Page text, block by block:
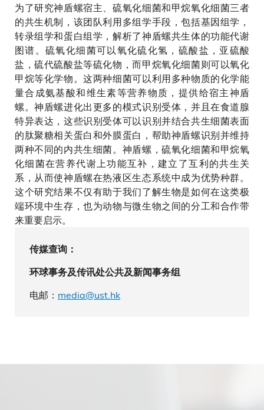
为了研究神盾螺宿主、硫氧化细菌和甲烷氧化细菌三者
的共生机制，该团队利用多组学手段，包括基因组学，
转录组学和蛋白组学，解析了神盾螺共生体的功能代谢
图谱。硫氧化细菌可以氧化硫化氢，硫酸盐，亚硫酸
盐，硫代硫酸盐等硫化物，而甲烷氧化细菌则可以氧化
甲烷等化学物。这两种细菌可以利用多种物质的化学能
量合成氨基酸和维生素等营养物质，提供给宿主神盾
螺。神盾螺进化出更多的模式识别受体，并且在食道腺
特异表达，这些识别受体可以识别并结合共生细菌表面
的肽聚糖相关蛋白和外膜蛋白，帮助神盾螺识别并维持
两种不同的内共生细菌。神盾螺，硫氧化细菌和甲烷氧
化细菌在营养代谢上功能互补，建立了互利的共生关
系，从而使神盾螺在热液区生态系统中成为优势种群。
这个研究结果不仅有助于我们了解生物是如何在这类极
端环境中生存，也为动物与微生物之间的分工和合作带
来重要启示。
传媒查询：
环球事务及传讯处公共及新闻事务组
电邮： media@ust.hk